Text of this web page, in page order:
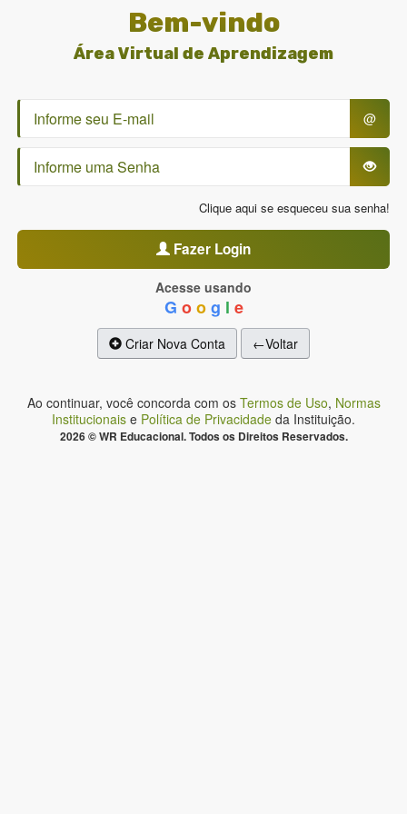
Bem-vindo
Área Virtual de Aprendizagem
@
Clique aqui se esqueceu sua senha!
Fazer Login
Acesse usando
G o o g l e
Criar Nova Conta ←Voltar
Ao continuar, você concorda com os Termos de Uso, Normas
Institucionais e Política de Privacidade da Instituição.
2026 © WR Educacional. Todos os Direitos Reservados.